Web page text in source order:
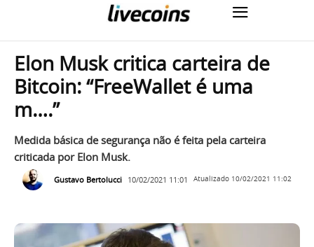
Elon Musk critica carteira de
Bitcoin: “FreeWallet é uma
m….”
Medida básica de segurança não é feita pela carteira
criticada por Elon Musk.
Gustavo Bertolucci 10/02/2021 11:01 Atualizado 10/02/2021 11:02